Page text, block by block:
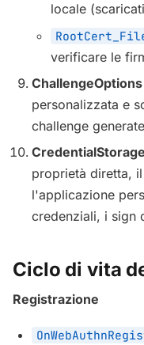
locale
verificare le
ChallengeOptions
personalizzata e
challenge
CredentialStorage
proprietà diretta,
l'applicazione
credenziali, i sign
Ciclo di vita
Registrazione